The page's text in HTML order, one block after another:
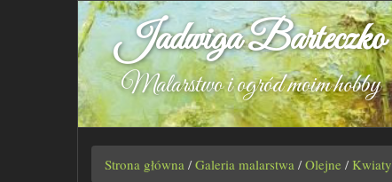
Jadwiga Barteczko
Malarstwo i ogród moim hobby
Strona główna / Galeria malarstwa / Olejne / Kwiaty